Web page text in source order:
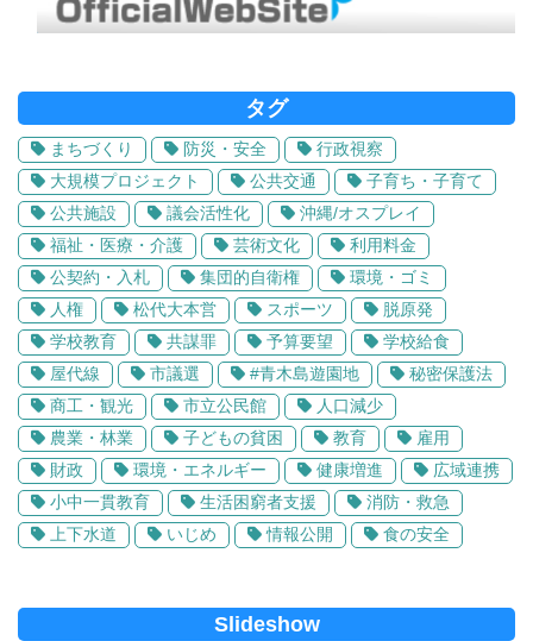
タグ
まちづくり 防災・安全
行政視察
大規模プロジェクト
公共交通
子育ち・子育て
公共施設
議会活性化
沖縄/オスプレイ
福祉・医療・介護
芸術文化
利用料金
公契約・入札
集団的自衛権
環境・ゴミ
人権
松代大本営 スポーツ
脱原発
学校教育
共謀罪 予算要望
学校給食
屋代線
市議選 #青木島遊園地
秘密保護法
商工・観光
市立公民館
人口減少
農業・林業
子どもの貧困 教育
雇用
財政
環境・エネルギー 健康増進
広域連携
小中一貫教育
生活困窮者支援
消防・救急
上下水道
いじめ 情報公開 食の安全
Slideshow